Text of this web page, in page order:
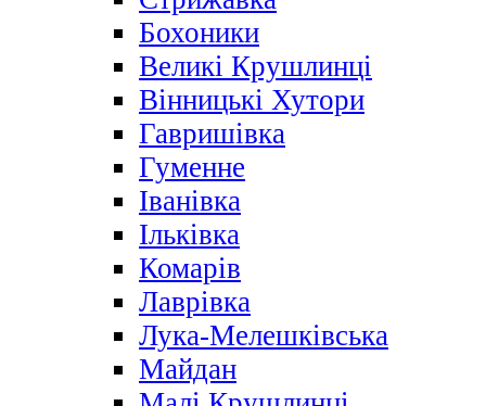
Бохоники
Великі Крушлинці
Вінницькі Хутори
Гавришівка
Гуменне
Іванівка
Ільківка
Комарів
Лаврівка
Лука-Мелешківська
Майдан